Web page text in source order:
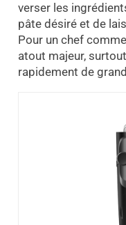
verser les
pâte désiré et de
Pour un chef
atout majeur,
rapidement de